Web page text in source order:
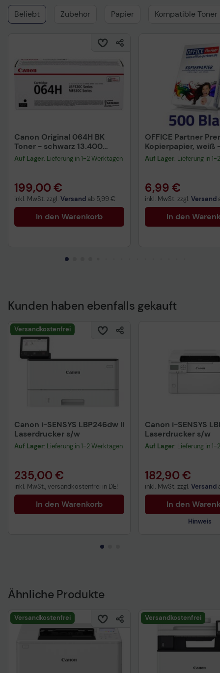
Beliebt Zubehör Papier Kompatible Toner
Canon Original 064H BK
Toner - schwarz 13.400
Seiten
Auf Lager: Lieferung in 1-2 Werktagen
199,00 €
inkl. MwSt. zzgl. Versand ab 5,99 €
In den Warenkorb
OFFICE Partner
Kopierpapier, weiß
80g/m² - 500 Blatt
Auf Lager: Lieferung in
6,99 €
inkl. MwSt. zzgl. Versand
In den
Kunden haben ebenfalls gekauft
Versandkostenfrei
Canon i-SENSYS LBP246dw II
Laserdrucker s/w
Auf Lager: Lieferung in 1-2 Werktagen
235,00 €
inkl. MwSt., versandkostenfrei in DE!
In den Warenkorb
Canon i-SENSYS
Laserdrucker s/w
Auf Lager: Lieferung in
182,90 €
inkl. MwSt. zzgl. Versand
In den
Hinweis
Ähnliche Produkte
Versandkostenfrei Versandkostenfrei